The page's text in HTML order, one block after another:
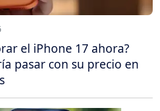
el iPhone 17 ahora?
pasar con su precio en